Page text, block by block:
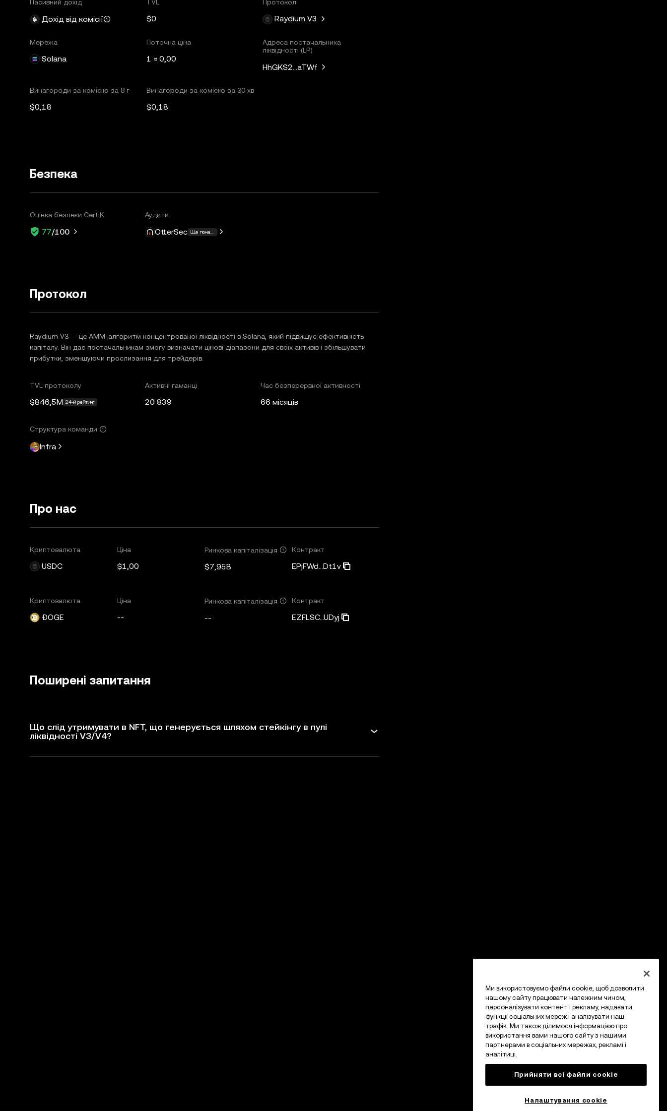
Пасивний дохід
Дохід від комісії
TVL
$0
Протокол
Raydium V3
Мережа
Solana
Поточна ціна
1 ≈ 0,00
Адреса постачальника
ліквідності (LP)
HhGKS2...aTWf
Винагороди за комісію за 8 г
$0,18
Винагороди за комісію за 30 хв
$0,18
Безпека
Оцінка безпеки CertiK
77/100
Аудити
OtterSec Ще понад 1
Протокол
Raydium V3 — це AMM-алгоритм концентрованої ліквідності в Solana, який підвищує ефективність
капіталу. Він дає постачальникам змогу визначати цінові діапазони для своїх активів і збільшувати
прибутки, зменшуючи прослизання для трейдерів.
TVL протоколу
$846,5M 24-й рейтинг
Активні гаманці
20 839
Час безперервної активності
66 місяців
Структура команди
Infra
Про нас
Криптовалюта
USDC
Ціна
$1,00
Ринкова капіталізація
$7,95B
Контракт
EPjFWd...Dt1v
Криптовалюта
ÐOGE
Ціна
--
Ринкова капіталізація
--
Контракт
EZFLSC...UDyj
Поширені запитання
Що слід утримувати в NFT, що генерується шляхом стейкінгу в пулі
ліквідності V3/V4?
Ми використовуємо файли cookie, щоб дозволити
нашому сайту працювати належним чином,
персоналізувати контент і рекламу, надавати
функції соціальних мереж і аналізувати наш
трафік. Ми також ділимося інформацією про
використання вами нашого сайту з нашими
партнерами в соціальних мережах, рекламі і
аналітиці.
Прийняти всі файли сookie
Налаштування cookie